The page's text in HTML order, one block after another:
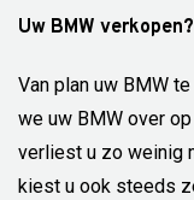
Uw BMW verkopen?
Van plan uw BMW
we uw BMW over
verliest u zo weinig
kiest u ook steeds